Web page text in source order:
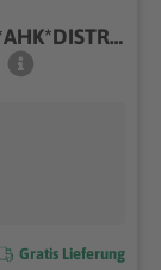
Mercedes-Benz GLC 300 d 4M AMG*AHK*DISTR*MEMO*KAM*TOTW*LED
Gratis Lieferung